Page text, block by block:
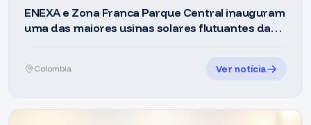
ENEXA e Zona Franca Parque Central inauguram
uma das maiores usinas solares flutuantes da
Colombia Ver notícia